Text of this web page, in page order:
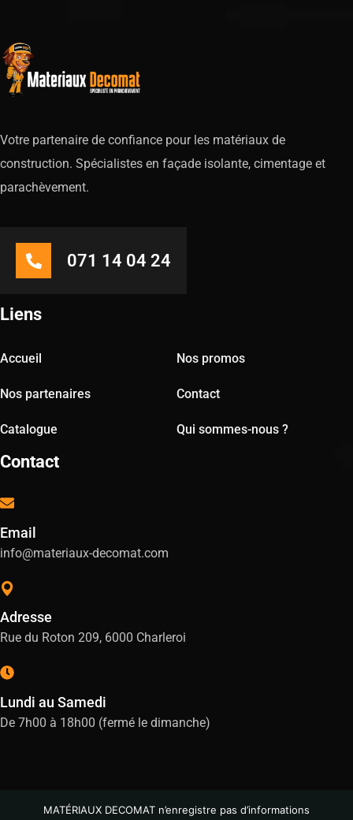
Votre partenaire de confiance pour les matériaux de
construction. Spécialistes en façade isolante, cimentage et
parachèvement.
071 14 04 24
Liens
Accueil Nos promos
Nos partenaires Contact
Catalogue Qui sommes-nous ?
Contact
Email
info@materiaux-decomat.com
Adresse
Rue du Roton 209, 6000 Charleroi
Lundi au Samedi
De 7h00 à 18h00 (fermé le dimanche)
MATÉRIAUX DECOMAT n’enregistre pas d’informations